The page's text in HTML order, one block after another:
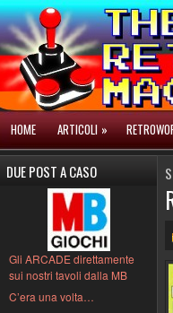
HOME ARTICOLI »
DUE POST A CASO
Gli ARCADE direttamente
sui nostri tavoli dalla MB
C’era una volta…